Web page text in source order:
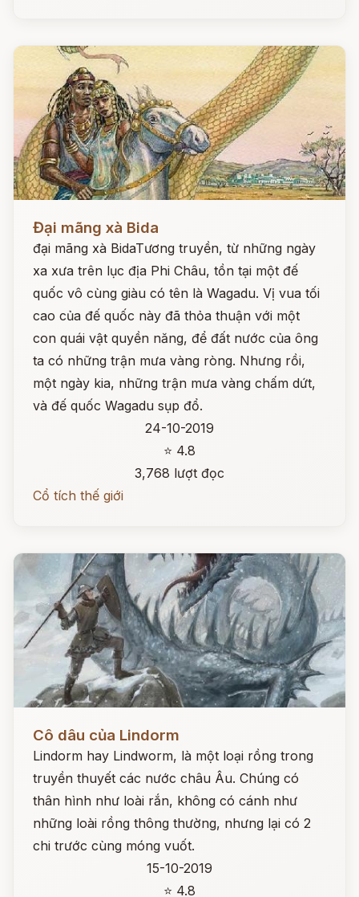
Đại mãng xà Bida
đại mãng xà BidaTương truyền, từ những ngày
xa xưa trên lục địa Phi Châu, tồn tại một đế
quốc vô cùng giàu có tên là Wagadu. Vị vua tối
cao của đế quốc này đã thỏa thuận với một
con quái vật quyền năng, để đất nước của ông
ta có những trận mưa vàng ròng. Nhưng rồi,
một ngày kia, những trận mưa vàng chấm dứt,
và đế quốc Wagadu sụp đổ.
24-10-2019
⭐ 4.8
3,768 lượt đọc
Cổ tích thế giới
Cô dâu của Lindorm
Lindorm hay Lindworm, là một loại rồng trong
truyền thuyết các nước châu Âu. Chúng có
thân hình như loài rắn, không có cánh như
những loài rồng thông thường, nhưng lại có 2
chi trước cùng móng vuốt.
15-10-2019
⭐ 4.8